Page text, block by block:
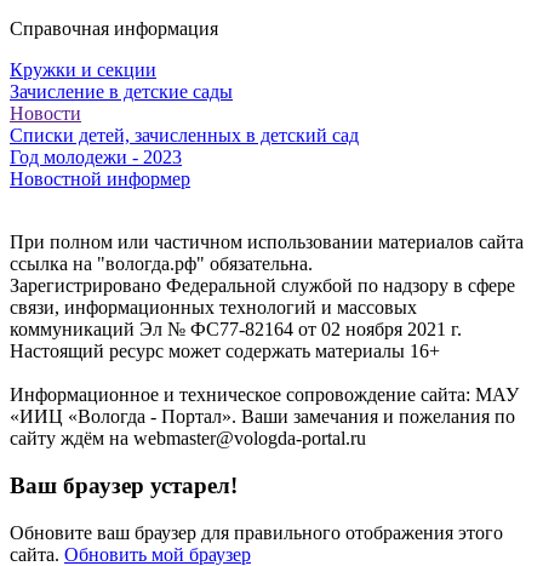
Справочная информация
Кружки и секции
Зачисление в детские сады
Новости
Списки детей, зачисленных в детский сад
Год молодежи - 2023
Новостной информер
При полном или частичном использовании материалов сайта
ссылка на "вологда.рф" обязательна.
Зарегистрировано Федеральной службой по надзору в сфере
связи, информационных технологий и массовых
коммуникаций Эл № ФС77-82164 от 02 ноября 2021 г.
Настоящий ресурс может содержать материалы 16+
Информационное и техническое сопровождение сайта: МАУ
«ИИЦ «Вологда - Портал». Ваши замечания и пожелания по
сайту ждём на webmaster@vologda-portal.ru
Ваш браузер устарел!
Обновите ваш браузер для правильного отображения этого
сайта. Обновить мой браузер